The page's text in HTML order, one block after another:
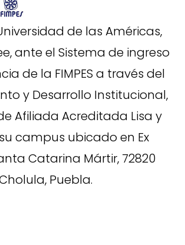
de las Américas,
ante el Sistema de ingreso
de la FIMPES a través del
y Desarrollo Institucional,
Afiliada Acreditada Lisa y
campus ubicado en Ex
Catarina Mártir, 72820
Puebla.